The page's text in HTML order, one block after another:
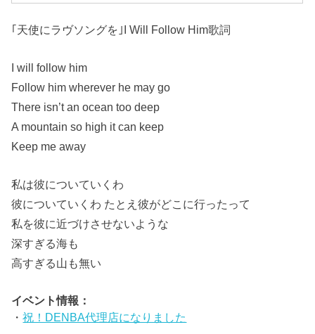
｢天使にラヴソングを｣I Will Follow Him歌詞
I will follow him
Follow him wherever he may go
There isn’t an ocean too deep
A mountain so high it can keep
Keep me away
私は彼についていくわ
彼についていくわ たとえ彼がどこに行ったって
私を彼に近づけさせないような
深すぎる海も
高すぎる山も無い
イベント情報：
・祝！DENBA代理店になりました